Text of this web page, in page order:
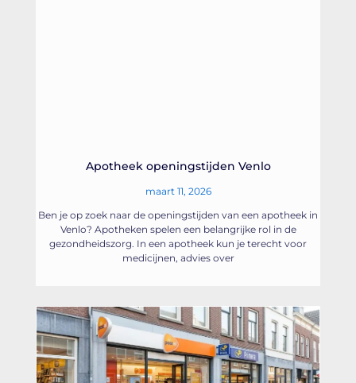
Apotheek openingstijden Venlo
maart 11, 2026
Ben je op zoek naar de openingstijden van een apotheek in
Venlo? Apotheken spelen een belangrijke rol in de
gezondheidszorg. In een apotheek kun je terecht voor
medicijnen, advies over